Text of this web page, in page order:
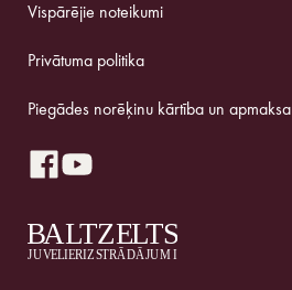
Vispārējie noteikumi
Privātuma politika
Piegādes norēķinu kārtība un apmaksa